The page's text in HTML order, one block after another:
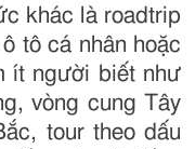
khác là roadtrip
tô cá nhân hoặc
ít người biết như
vòng cung Tây
tour theo dấu